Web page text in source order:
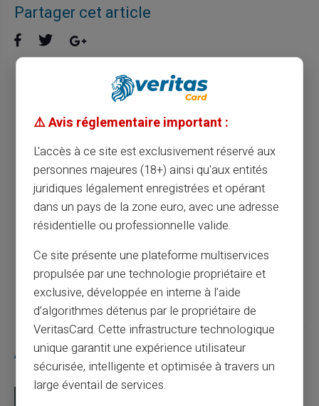
Partager cet article
Maîtriser le quotidien avec une carte
bancaire prépayée sans compte
Article précédent
Les avantages d'opter pour une carte
prépayée pour les enfants
Article suivant
Articles similaires
⚠️ Avis réglementaire important :
L'accès à ce site est exclusivement réservé aux
personnes majeures (18+) ainsi qu'aux entités
juridiques légalement enregistrées et opérant
dans un pays de la zone euro, avec une adresse
résidentielle ou professionnelle valide.
Ce site présente une plateforme multiservices
propulsée par une technologie propriétaire et
exclusive, développée en interne à l’aide
d’algorithmes détenus par le propriétaire de
VeritasCard. Cette infrastructure technologique
unique garantit une expérience utilisateur
sécurisée, intelligente et optimisée à travers un
large éventail de services.